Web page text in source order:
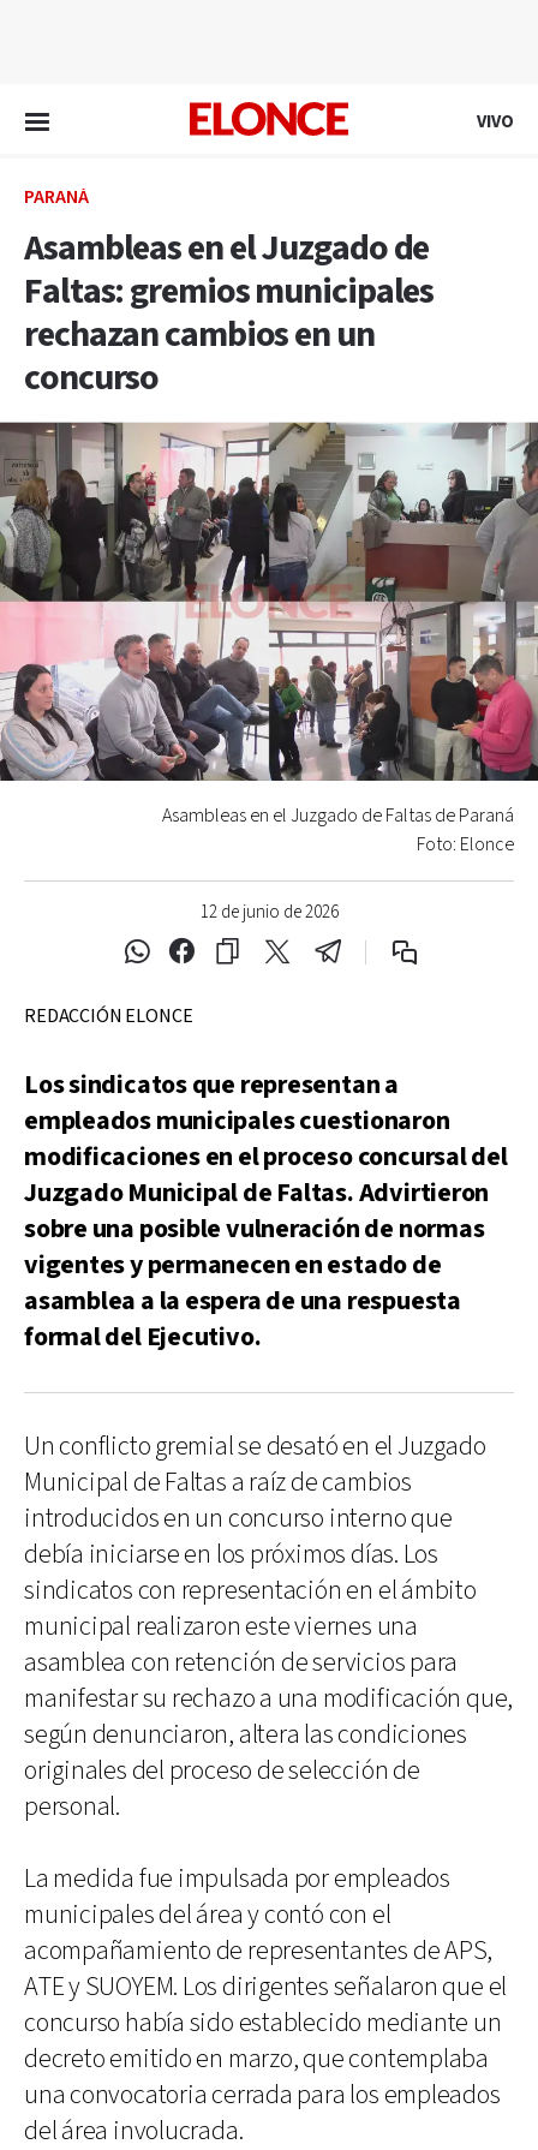
VIVO
PARANÁ
Asambleas en el Juzgado de
Faltas: gremios municipales
rechazan cambios en un
concurso
12 de junio de 2026
Asambleas en el Juzgado de Faltas de Paraná
Foto: Elonce
REDACCIÓN ELONCE
Los sindicatos que representan a
empleados municipales cuestionaron
modificaciones en el proceso concursal del
Juzgado Municipal de Faltas. Advirtieron
sobre una posible vulneración de normas
vigentes y permanecen en estado de
asamblea a la espera de una respuesta
formal del Ejecutivo.
Un conflicto gremial se desató en el Juzgado
Municipal de Faltas a raíz de cambios
introducidos en un concurso interno que
debía iniciarse en los próximos días. Los
sindicatos con representación en el ámbito
municipal realizaron este viernes una
asamblea con retención de servicios para
manifestar su rechazo a una modificación que,
según denunciaron, altera las condiciones
originales del proceso de selección de
personal.
La medida fue impulsada por empleados
municipales del área y contó con el
acompañamiento de representantes de APS,
ATE y SUOYEM. Los dirigentes señalaron que el
concurso había sido establecido mediante un
decreto emitido en marzo, que contemplaba
una convocatoria cerrada para los empleados
del área involucrada.